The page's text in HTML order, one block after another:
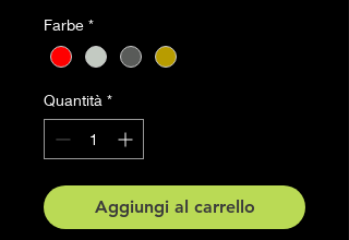
Farbe *
Quantità *
Aggiungi al carrello